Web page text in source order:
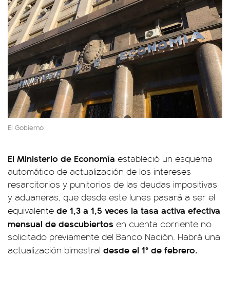
El Gobierno
El Ministerio de Economía estableció un esquema
automático de actualización de los intereses
resarcitorios y punitorios de las deudas impositivas
y aduaneras, que desde este lunes pasará a ser el
equivalente de 1,3 a 1,5 veces la tasa activa efectiva
mensual de descubiertos en cuenta corriente no
solicitado previamente del Banco Nación. Habrá una
actualización bimestral desde el 1° de febrero.